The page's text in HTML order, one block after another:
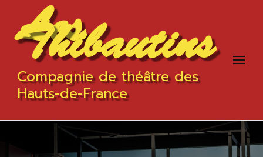
Les
Thibautins
Compagnie de théâtre des
Hauts-de-France